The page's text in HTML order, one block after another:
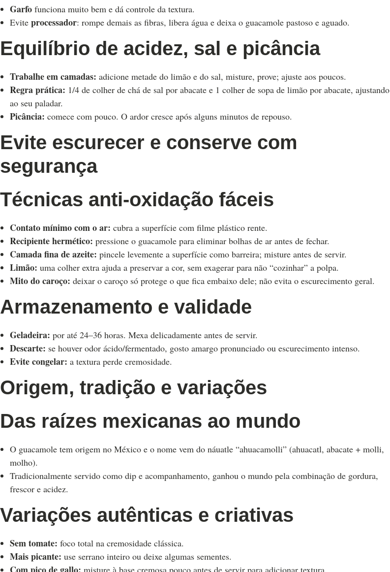
Garfo funciona muito bem e dá controle da textura.
Evite processador: rompe demais as fibras, libera água e deixa o guacamole pastoso e aguado.
Equilíbrio de acidez, sal e picância
Trabalhe em camadas: adicione metade do limão e do sal, misture, prove; ajuste aos poucos.
Regra prática: 1/4 de colher de chá de sal por abacate e 1 colher de sopa de limão por abacate, ajustando
ao seu paladar.
Picância: comece com pouco. O ardor cresce após alguns minutos de repouso.
Evite escurecer e conserve com
segurança
Técnicas anti-oxidação fáceis
Contato mínimo com o ar: cubra a superfície com filme plástico rente.
Recipiente hermético: pressione o guacamole para eliminar bolhas de ar antes de fechar.
Camada fina de azeite: pincele levemente a superfície como barreira; misture antes de servir.
Limão: uma colher extra ajuda a preservar a cor, sem exagerar para não “cozinhar” a polpa.
Mito do caroço: deixar o caroço só protege o que fica embaixo dele; não evita o escurecimento geral.
Armazenamento e validade
Geladeira: por até 24–36 horas. Mexa delicadamente antes de servir.
Descarte: se houver odor ácido/fermentado, gosto amargo pronunciado ou escurecimento intenso.
Evite congelar: a textura perde cremosidade.
Origem, tradição e variações
Das raízes mexicanas ao mundo
O guacamole tem origem no México e o nome vem do náuatle “ahuacamolli” (ahuacatl, abacate + molli,
molho).
Tradicionalmente servido como dip e acompanhamento, ganhou o mundo pela combinação de gordura,
frescor e acidez.
Variações autênticas e criativas
Sem tomate: foco total na cremosidade clássica.
Mais picante: use serrano inteiro ou deixe algumas sementes.
misture à base cremosa pouco antes de servir para adicionar textura.